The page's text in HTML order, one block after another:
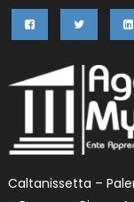
Caltanissetta –